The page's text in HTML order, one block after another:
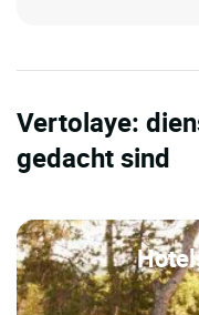
Vertolaye:
gedacht sind